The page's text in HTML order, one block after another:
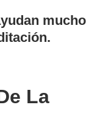
mucho
La